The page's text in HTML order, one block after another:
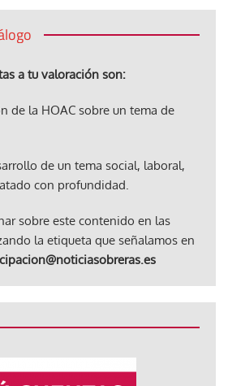
a tu valoración son:
de la HOAC sobre un tema de
de un tema social, laboral,
con profundidad.
sobre este contenido en las
la etiqueta que señalamos en